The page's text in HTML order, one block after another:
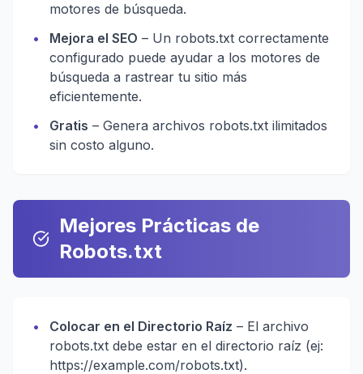
motores de búsqueda.
•
Mejora el SEO – Un robots.txt correctamente
configurado puede ayudar a los motores de
búsqueda a rastrear tu sitio más
eficientemente.
•
Gratis – Genera archivos robots.txt ilimitados
sin costo alguno.
Mejores Prácticas de
Robots.txt
• Colocar en el Directorio Raíz – El archivo
robots.txt debe estar en el directorio raíz (ej:
https://example.com/robots.txt).